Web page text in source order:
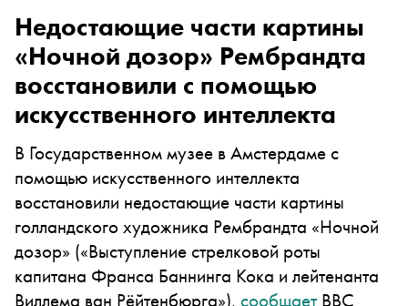
Недостающие части картины
«Ночной дозор» Рембрандта
восстановили с помощью
искусственного интеллекта
В Государственном музее в Амстердаме с
помощью искусственного интеллекта
восстановили недостающие части картины
голландского художника Рембрандта «Ночной
дозор» («Выступление стрелковой роты
капитана Франса Баннинга Кока и лейтенанта
Виллема ван Рёйтенбюрга»), сообщаетBBC